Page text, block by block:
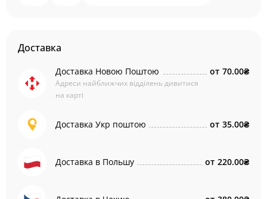
Доставка
Доставка Новою Поштою
Адреси найближчих відділень дивитися
на карті
от 70.00₴
Доставка Укр поштою от 35.00₴
Доставка в Польшу от 220.00₴